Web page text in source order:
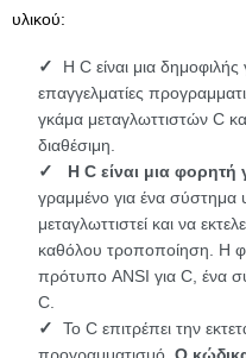
υλικού:
Η C είναι μια
επαγγελματίες
γκάμα μεταγλωττιστών C
διαθέσιμη.
Η C είναι μια
γραμμένο για ένα σύστημα
μεταγλωττιστεί και να
καθόλου τροποποίηση. Η
πρότυπο ANSI για C, ένα
C.
Το C επιτρέπει την
προγραμματισμό. Ο